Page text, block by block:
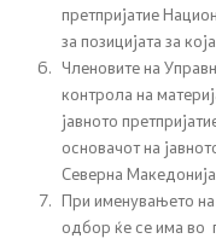
претпријатие
за позицијата за
Членовите на
контрола на
јавното
основачот на
Северна
При именувањето
одбор ќе се има во